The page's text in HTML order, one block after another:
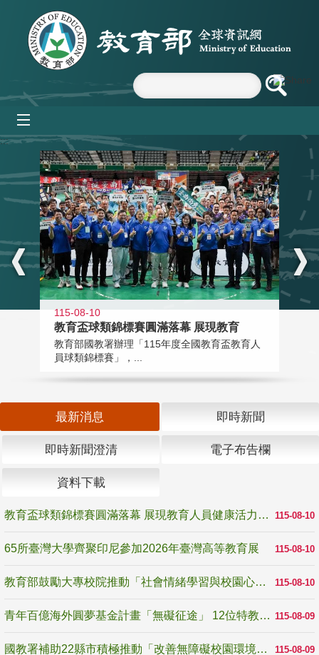
跳到主要內容區塊
:::
115-08-10
教育盃球類錦標賽圓滿落幕 展現教育
教育部國教署辦理「115年度全國教育盃教育人
員球類錦標賽」，...
最新消息 即時新聞
即時新聞澄清 電子布告欄
資料下載
115-08-10
教育盃球類錦標賽圓滿落幕 展現教育人員健康活力與團隊精神
115-08-10
65所臺灣大學齊聚印尼參加2026年臺灣高等教育展
115-08-10
教育部鼓勵大專校院推動「社會情緒學習與校園心理健康促進計畫」 培育校園「心」韌性
115-08-09
青年百億海外圓夢基金計畫「無礙征途」 12位特教與弱勢青年勇闖西班牙 跨越感官限制見證生命蛻變
115-08-09
國教署補助22縣市積極推動「改善無障礙校園環境計畫」 打造友善、安全、無礙學習空間